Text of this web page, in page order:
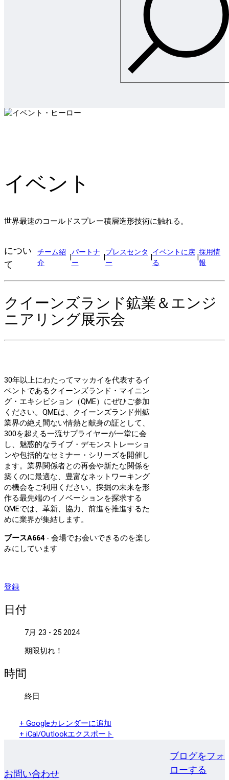
イベント
世界最速のコールドスプレー積層造形技術に触れる。
につい
て
チーム紹
介
|
パートナ
ー
|
プレスセンタ
ー
|
イベントに戻
る
|
採用情
報
クイーンズランド鉱業＆エンジ
ニアリング展示会
30年以上にわたってマッカイを代表するイ
ベントであるクイーンズランド・マイニン
グ・エキシビション（QME）にぜひご参加
ください。QMEは、クイーンズランド州鉱
業界の絶え間ない情熱と献身の証として、
300を超える一流サプライヤーが一堂に会
し、魅惑的なライブ・デモンストレーショ
ンや包括的なセミナー・シリーズを開催し
ます。業界関係者との再会や新たな関係を
築くのに最適な、豊富なネットワーキング
の機会をご利用ください。採掘の未来を形
作る最先端のイノベーションを探求する
QMEでは、革新、協力、前進を推進するた
めに業界が集結します。
ブースA664 - 会場でお会いできるのを楽し
みにしています
登録
日付
7月 23 - 25 2024
期限切れ！
時間
終日
+ Googleカレンダーに追加
+ iCal/Outlookエクスポート
お問い合わせ
ブログをフォ
ローする